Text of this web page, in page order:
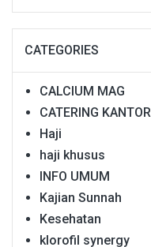
CATEGORIES
CALCIUM MAG
CATERING KANTOR
Haji
haji khusus
INFO UMUM
Kajian Sunnah
Kesehatan
klorofil synergy